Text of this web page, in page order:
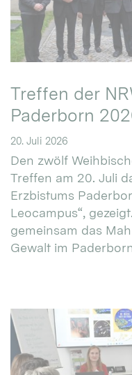
Treffen der
Paderborn
20. Juli 2026
Den zwölf
Treffen am 20. Juli
Erzbistums
Leocampus“,
gemeinsam das
Gewalt im